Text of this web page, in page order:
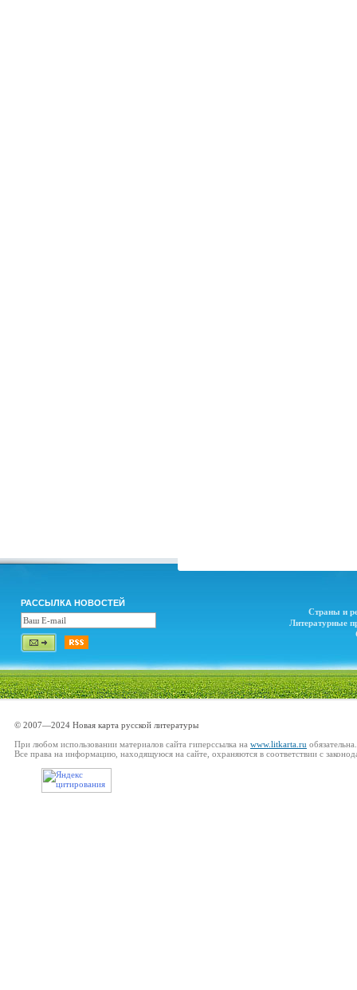
РАССЫЛКА НОВОСТЕЙ
Страны и
Литературные
© 2007—2024 Новая карта русской литературы
При любом использовании материалов сайта гиперссылка на www.litkarta.ru обязательна.
Все права на информацию, находящуюся на сайте, охраняются в соответствии с